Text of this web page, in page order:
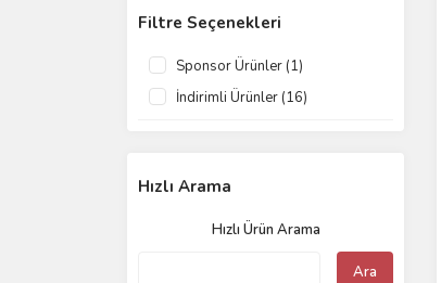
Filtre Seçenekleri
Sponsor Ürünler (1)
İndirimli Ürünler (16)
Hızlı Arama
Hızlı Ürün Arama
Ara